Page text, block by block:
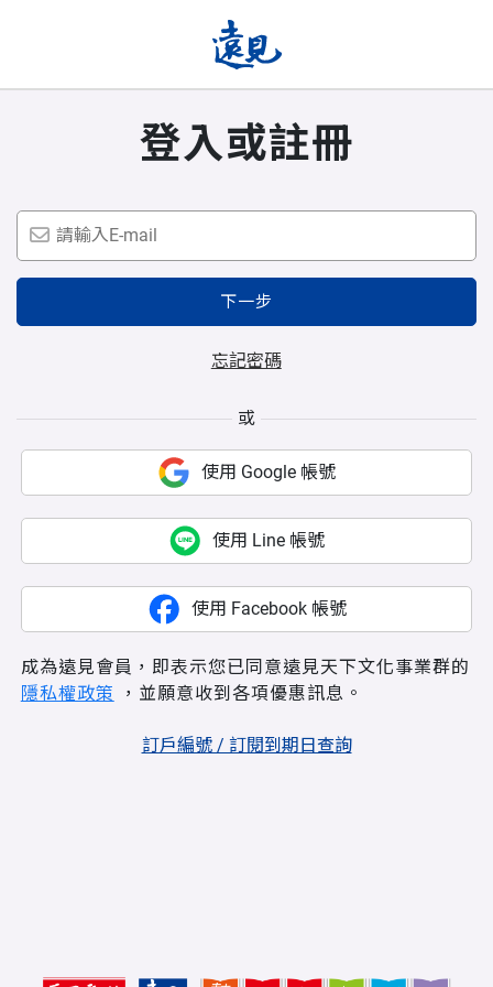
登入或註冊
下一步
忘記密碼
或
使用 Google 帳號
使用 Line 帳號
使用 Facebook 帳號
成為遠見會員，即表示您已同意遠見天下文化事業群的
隱私權政策 ，並願意收到各項優惠訊息。
訂戶編號 / 訂閱到期日查詢